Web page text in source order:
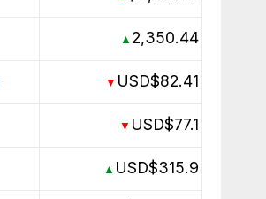
▲ 2,350.44
▼ USD$82.41
▼ USD$77.1
▲ USD$315.9